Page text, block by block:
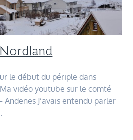
le début du périple dans
vidéo youtube sur le comté
J’avais entendu parler